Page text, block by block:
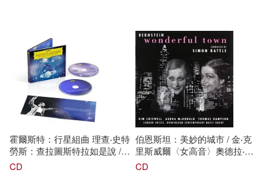
soprano)…Various Artists)
霍爾斯特：行星組曲 理查‧史特
勞斯：查拉圖斯特拉如是說 /
史坦伯格指揮 / 波士頓交響樂
CD
伯恩斯坦：美妙的城市 / 金‧克
里斯威爾〈女高音〉奧德拉‧麥
克唐納〈女高音〉漢普森〈男
CD